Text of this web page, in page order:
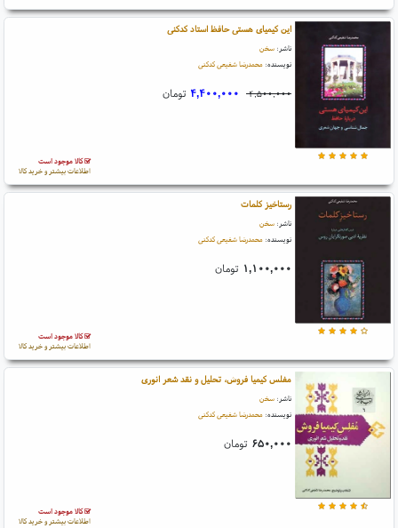
این کیمیای هستی حافظ استاد کدکنی
ناشر: سخن
نویسنده: محمدرضا شفیعی کدکنی
۴,۵۰۰,۰۰۰ ۴,۴۰۰,۰۰۰ تومان
کالا موجود است
اطلاعات بیشتر و خرید کالا
رستاخیز کلمات
ناشر: سخن
نویسنده: محمدرضا شفیعی کدکنی
۱,۱۰۰,۰۰۰ تومان
کالا موجود است
اطلاعات بیشتر و خرید کالا
مفلس کیمیا فروش، تحلیل و نقد شعر انوری
ناشر: سخن
نویسنده: محمدرضا شفیعی کدکنی
۶۵۰,۰۰۰ تومان
کالا موجود است
اطلاعات بیشتر و خرید کالا